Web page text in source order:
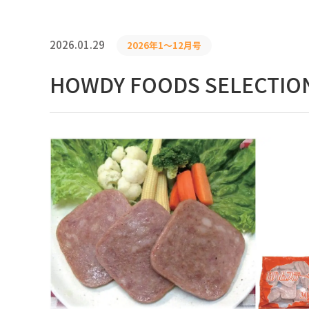
2026.01.29 2026年1〜12月号
HOWDY FOODS